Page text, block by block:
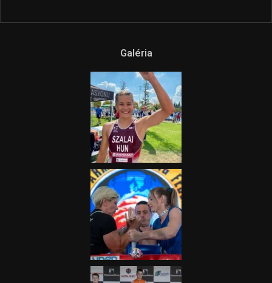
Galéria